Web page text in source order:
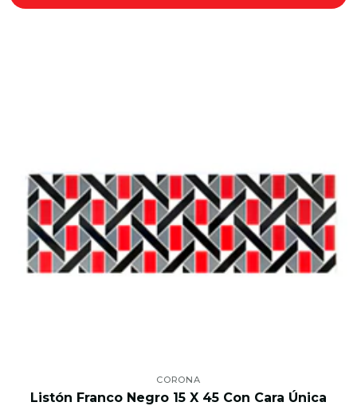
CORONA
Listón Franco Negro 15 X 45 Con Cara Única